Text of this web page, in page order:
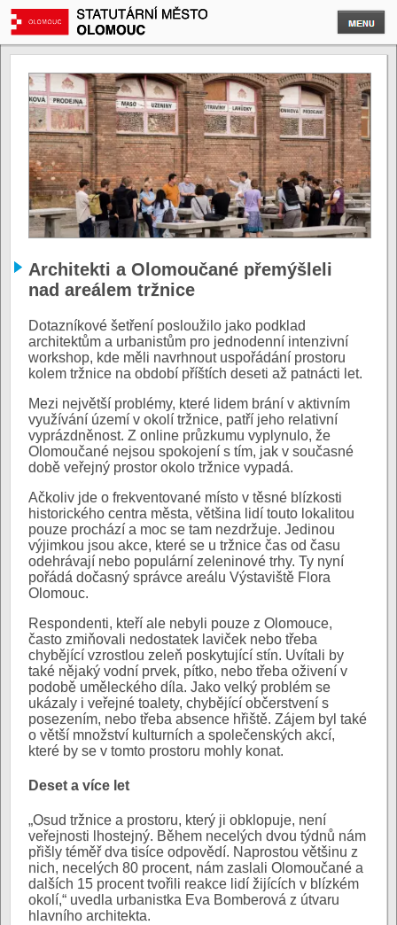
Architekti a Olomoučané přemýšleli
nad areálem tržnice
Dotazníkové šetření posloužilo jako podklad
architektům a urbanistům pro jednodenní intenzivní
workshop, kde měli navrhnout uspořádání prostoru
kolem tržnice na období příštích deseti až patnácti let.
Mezi největší problémy, které lidem brání v aktivním
využívání území v okolí tržnice, patří jeho relativní
vyprázdněnost. Z online průzkumu vyplynulo, že
Olomoučané nejsou spokojení s tím, jak v současné
době veřejný prostor okolo tržnice vypadá.
Ačkoliv jde o frekventované místo v těsné blízkosti
historického centra města, většina lidí touto lokalitou
pouze prochází a moc se tam nezdržuje. Jedinou
výjimkou jsou akce, které se u tržnice čas od času
odehrávají nebo populární zeleninové trhy. Ty nyní
pořádá dočasný správce areálu Výstaviště Flora
Olomouc.
Respondenti, kteří ale nebyli pouze z Olomouce,
často zmiňovali nedostatek laviček nebo třeba
chybějící vzrostlou zeleň poskytující stín. Uvítali by
také nějaký vodní prvek, pítko, nebo třeba oživení v
podobě uměleckého díla. Jako velký problém se
ukázaly i veřejné toalety, chybějící občerstvení s
posezením, nebo třeba absence hřiště. Zájem byl také
o větší množství kulturních a společenských akcí,
které by se v tomto prostoru mohly konat.
Deset a více let
„Osud tržnice a prostoru, který ji obklopuje, není
veřejnosti lhostejný. Během necelých dvou týdnů nám
přišly téměř dva tisíce odpovědí. Naprostou většinu z
nich, necelých 80 procent, nám zaslali Olomoučané a
dalších 15 procent tvořili reakce lidí žijících v blízkém
okolí,“ uvedla urbanistka Eva Bomberová z útvaru
hlavního architekta.